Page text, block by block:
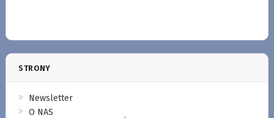
STRONY
Newsletter
O NAS